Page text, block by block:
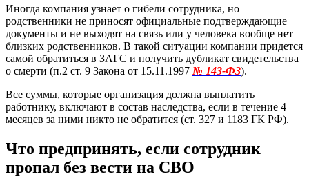
Иногда компания узнает о гибели сотрудника, но
родственники не приносят официальные подтверждающие
документы и не выходят на связь или у человека вообще нет
близких родственников. В такой ситуации компании придется
самой обратиться в ЗАГС и получить дубликат свидетельства
о смерти (п.2 ст. 9 Закона от 15.11.1997 № 143-ФЗ).
Все суммы, которые организация должна выплатить
работнику, включают в состав наследства, если в течение 4
месяцев за ними никто не обратится (ст. 327 и 1183 ГК РФ).
Что предпринять, если сотрудник
пропал без вести на СВО